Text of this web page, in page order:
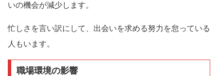
いの機会が減少します。
忙しさを言い訳にして、出会いを求める努力を怠っている
人もいます。
職場環境の影響